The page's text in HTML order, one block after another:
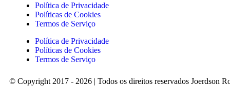
Política de Privacidade
Políticas de Cookies
Termos de Serviço
Política de Privacidade
Políticas de Cookies
Termos de Serviço
© Copyright 2017 - 2026 | Todos os direitos reservados Joerdson